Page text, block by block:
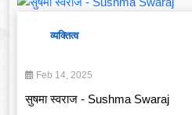
व्यक्तित्व
Feb 14, 2025
सुषमा स्वराज - Sushma Swaraj